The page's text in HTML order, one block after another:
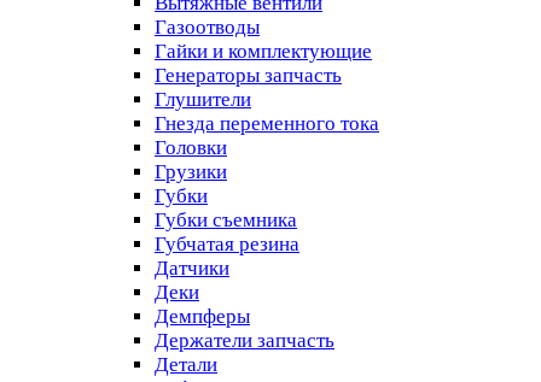
Газоотводы
Гайки и комплектующие
Генераторы запчасть
Глушители
Гнезда переменного тока
Головки
Грузики
Губки
Губки съемника
Губчатая резина
Датчики
Деки
Демпферы
Держатели запчасть
Детали